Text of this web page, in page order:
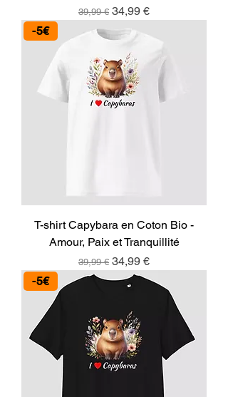
Prix original
39,99 € Prix promotionnel
34,99 €
-5€
T-shirt Capybara en Coton Bio -
Amour, Paix et Tranquillité
Prix original
39,99 € Prix promotionnel
34,99 €
-5€